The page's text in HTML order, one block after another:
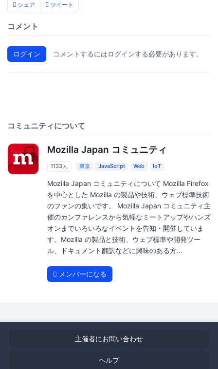
シェア ツイート
コメント
ログイン コメントするにはログインする必要があります。
コミュニティについて
Mozilla Japan コミュニティ
1133人 東京 JavaScript Web IoT
Mozilla Japan コミュニティについて Mozilla Firefox
を中心とした Mozilla の製品や技術、ウェブ標準技術
のファンの集いです。 Mozilla Japan コミュニティ主
催のカンファレンスから気軽なミートアップやハンズ
オンまでいろいろなイベントを告知・開催していま
す。Mozilla の製品と技術、ウェブ標準や開発ツー
ル、ドキュメント翻訳などに興味のある方...
メンバーになる
主催者にお問い合わせ
ヘルプ